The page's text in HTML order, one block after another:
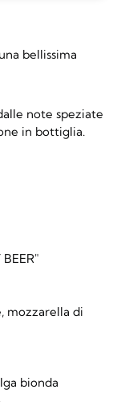
bellissima
note speziate
in bottiglia.
mozzarella di
bionda